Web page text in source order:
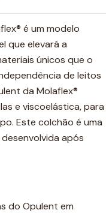
é um modelo
que elevará a
únicos que o
de leitos
da Molaflex®
e viscoelástica, para
Este colchão é uma
após
do Opulent em